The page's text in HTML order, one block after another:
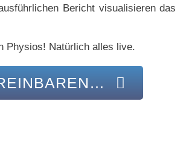
Bericht visualisieren das
Physios! Natürlich alles live.